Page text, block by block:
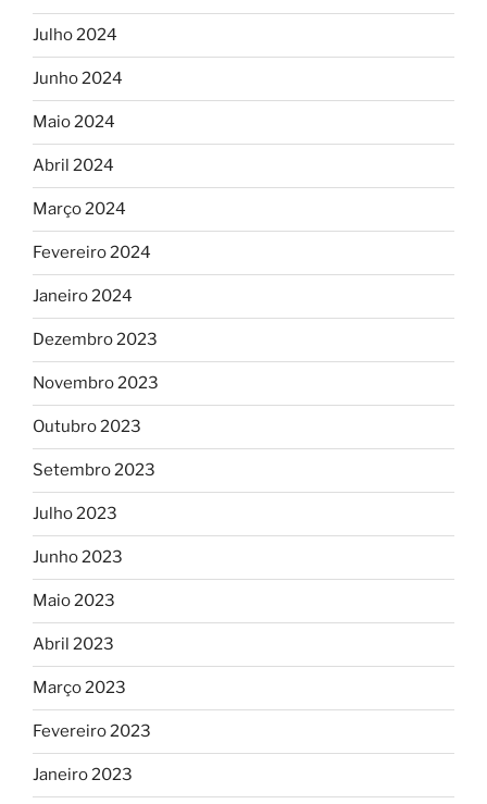
Julho 2024
Junho 2024
Maio 2024
Abril 2024
Março 2024
Fevereiro 2024
Janeiro 2024
Dezembro 2023
Novembro 2023
Outubro 2023
Setembro 2023
Julho 2023
Junho 2023
Maio 2023
Abril 2023
Março 2023
Fevereiro 2023
Janeiro 2023